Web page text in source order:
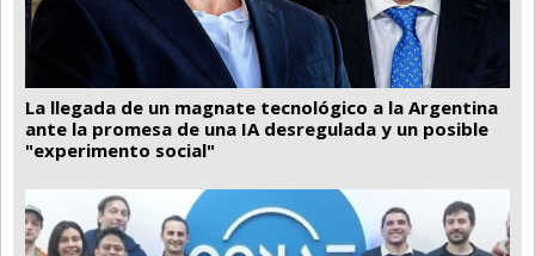
La llegada de un magnate tecnológico a la Argentina
ante la promesa de una IA desregulada y un posible
"experimento social"